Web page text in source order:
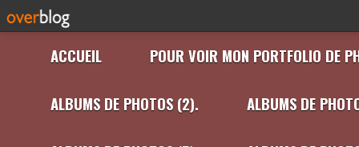
ACCUEIL POUR VOIR MON PORTFOLIO DE
ALBUMS DE PHOTOS (2). ALBUMS DE